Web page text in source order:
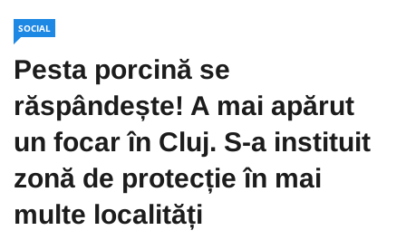
SOCIAL
Pesta porcină se
răspândește! A mai apărut
un focar în Cluj. S-a instituit
zonă de protecție în mai
multe localități